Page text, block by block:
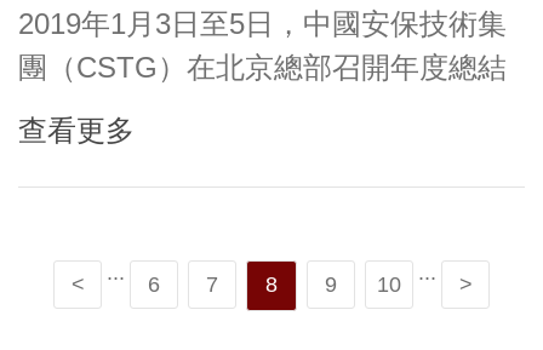
2019年1月3日至5日，中國安保技術集
團（CSTG）在北京總部召開年度總結
大會，北京總部全體人員和海外分支機
構負責人共25人參加會議。這次會議，
既有充分的研討，又有激烈的碰撞，還
含金量...
查看更多
< ... 6 7 8 9 10 ... >